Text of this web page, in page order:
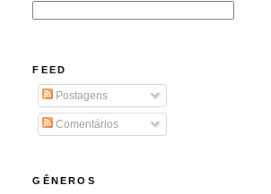
FEED
Postagens
Comentários
GÊNEROS